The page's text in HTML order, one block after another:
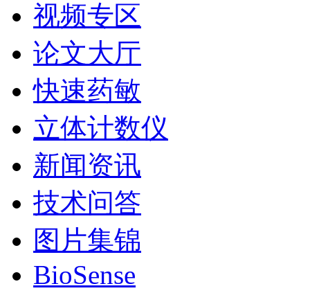
视频专区
论文大厅
快速药敏
立体计数仪
新闻资讯
技术问答
图片集锦
BioSense